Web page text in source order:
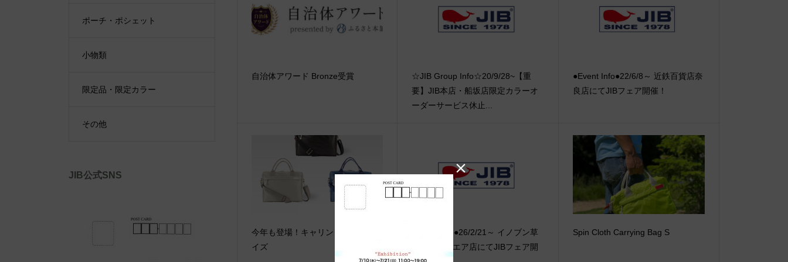
自治体アワード Bronze受賞
☆JIB Group Info☆20/9/28~【重
要】JIB本店・船坂店限定カラーオ
ーダーサービス休止...
●Event Info●22/6/8～ 近鉄百貨店奈
良店にてJIBフェア開催！
今年も登場！キャリングバッグMサ
イズ
●Event Info●26/2/21～ イノブン草
津エイスクエア店にてJIBフェア開
Spin Cloth Carrying Bag S
ポーチ・ポシェット
小物類
限定品・限定カラー
その他
JIB公式SNS 